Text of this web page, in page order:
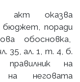
акт оказва
бюджет, поради
обосновка,
35, ал. 1, т. 4, б.
на
неговата